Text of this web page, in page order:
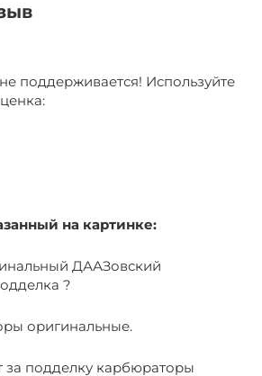
поддерживается! Используйте
на картинке:
ДААЗовский
?
оригинальные.
подделку карбюраторы